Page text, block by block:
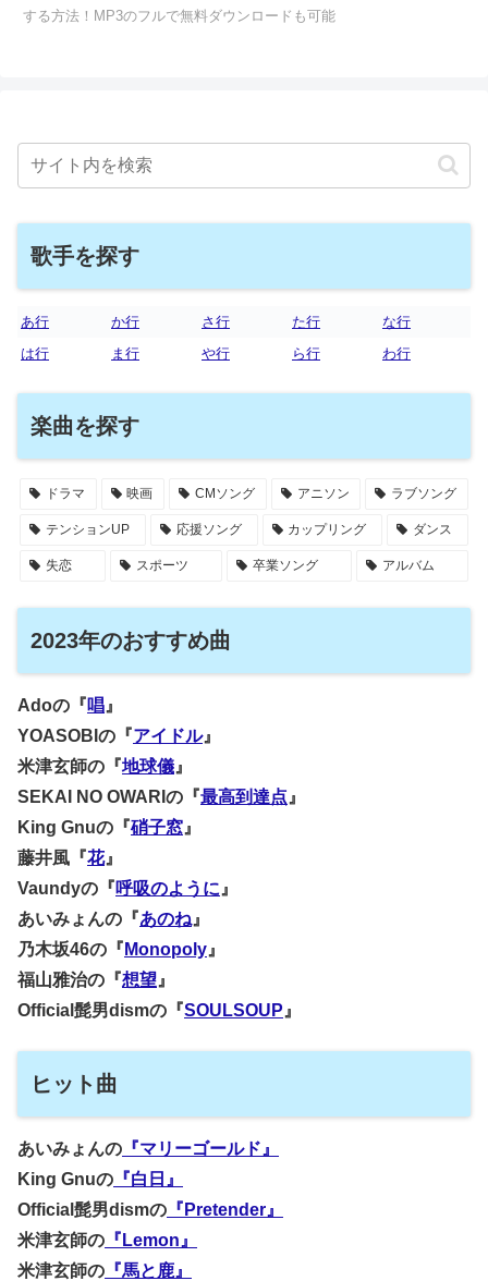
する方法！MP3のフルで無料ダウンロードも可能
歌手を探す
あ行 か行 さ行 た行
な行
は行
ま行 や行 ら行 わ行
楽曲を探す
ドラマ 映画 CMソング アニソン ラブソング
テンションUP 応援ソング カップリング ダンス
失恋 スポーツ 卒業ソング アルバム
2023年のおすすめ曲
Adoの『唱』
YOASOBIの『 アイドル』
米津玄師の『地球儀』
SEKAI NO OWARIの『最高到達点』
King Gnuの『硝子窓』
藤井風『花』
Vaundyの『呼吸のように』
あいみょんの『 あのね』
乃木坂46の『 Monopoly』
福山雅治の『想望』
Official髭男dismの『SOULSOUP』
ヒット曲
あいみょんの 『マリーゴールド』
King Gnuの 『白日』
Official髭男dismの 『Pretender』
米津玄師の 『Lemon』
米津玄師の 『馬と鹿』